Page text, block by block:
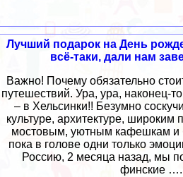
Лучший подарок на День
всё-таки, дали нам
Важно! Почему обязательно
путешествий. Ура, ура, наконец-
– в Хельсинки!! Безумно
культуре, архитектуре,
мостовым, уютным кафешкам и
пока в голове одни только
Россию, 2 месяца назад, мы
финские